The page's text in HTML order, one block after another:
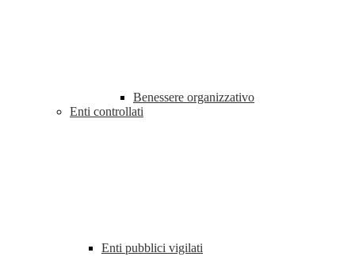
Benessere organizzativo
Enti controllati
Enti pubblici vigilati